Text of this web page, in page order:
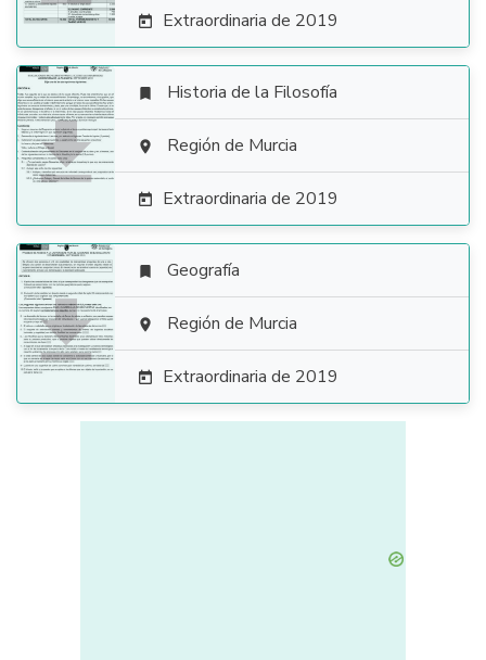
 Extraordinaria de 2019

 Historia de la Filosofía
 Región de Murcia
 Extraordinaria de 2019

 Geografía
 Región de Murcia
 Extraordinaria de 2019